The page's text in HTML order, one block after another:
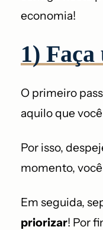
economia!
1)
O primeiro
aquilo que
Por isso,
momento,
Em seguida,
priorizar! Por